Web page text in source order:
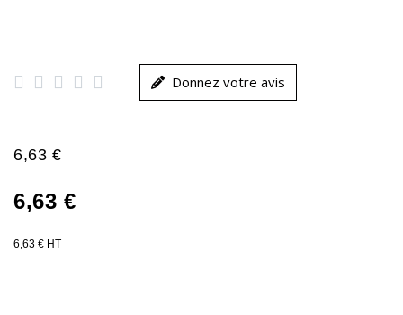
     Donnez votre avis
6,63 €
6,63 €
6,63 € HT